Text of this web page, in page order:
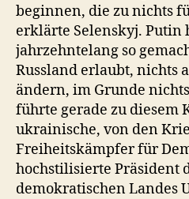
beginnen, die zu nichts
erklärte Selenskyj. Putin
jahrzehntelang so
Russland erlaubt, nichts
ändern, im Grunde
führte gerade zu diesem
ukrainische, von den
Freiheitskämpfer für
hochstilisierte Präsident
demokratischen Landes